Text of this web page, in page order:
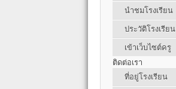
นำชมโรงเรียน
ประวัติโรงเรียน
เข้าเว็บไซต์ครู
ติดต่อเรา
ที่อยู่โรงเรียน